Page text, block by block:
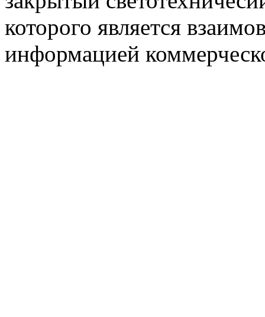
которого является
информацией